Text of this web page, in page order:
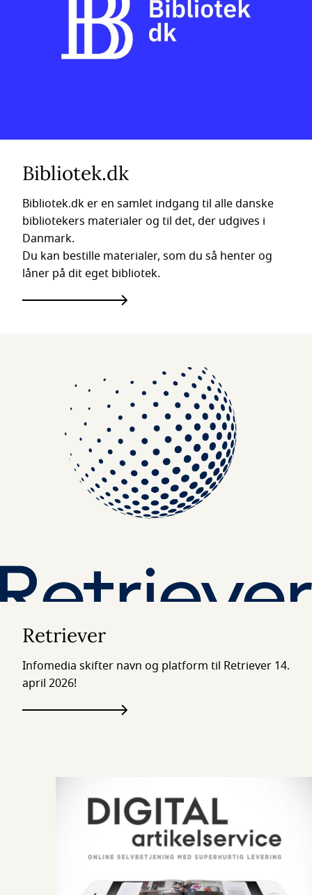
Bibliotek.dk
Bibliotek.dk er en samlet indgang til alle danske
bibliotekers materialer og til det, der udgives i
Danmark.
Du kan bestille materialer, som du så henter og
låner på dit eget bibliotek.
Retriever
Infomedia skifter navn og platform til Retriever 14.
april 2026!